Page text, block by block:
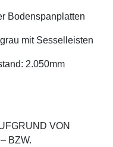
Bodenspanplatten
mit Sesselleisten
2.050mm
VON
BZW.